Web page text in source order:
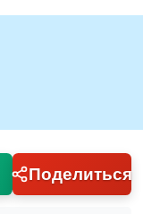
Поделиться